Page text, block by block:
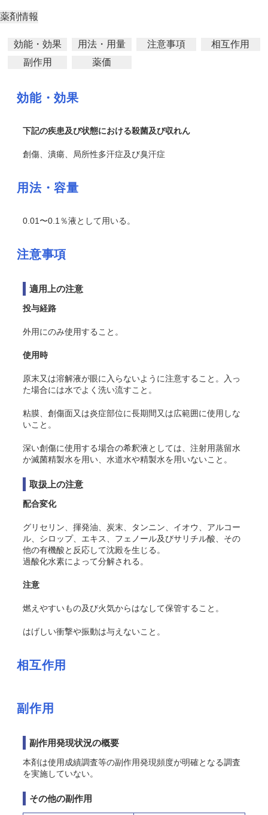
薬剤情報
効能・効果 用法・用量 注意事項
相互作用
副作用
薬価
効能・効果
下記の疾患及び状態における殺菌及び収れん
創傷、潰瘍、局所性多汗症及び臭汗症
用法・容量
0.01〜0.1％液として用いる。
注意事項
適用上の注意
投与経路
外用にのみ使用すること。
使用時
原末又は溶解液が眼に入らないように注意すること。入っ
た場合には水でよく洗い流すこと。
粘膜、創傷面又は炎症部位に長期間又は広範囲に使用しな
いこと。
深い創傷に使用する場合の希釈液としては、注射用蒸留水
か滅菌精製水を用い、水道水や精製水を用いないこと。
取扱上の注意
配合変化
グリセリン、揮発油、炭末、タンニン、イオウ、アルコー
ル、シロップ、エキス、フェノール及びサリチル酸、その
他の有機酸と反応して沈殿を生じる。
過酸化水素によって分解される。
注意
燃えやすいもの及び火気からはなして保管すること。
はげしい衝撃や振動は与えないこと。
相互作用
副作用
副作用発現状況の概要
本剤は使用成績調査等の副作用発現頻度が明確となる調査
を実施していない。
その他の副作用